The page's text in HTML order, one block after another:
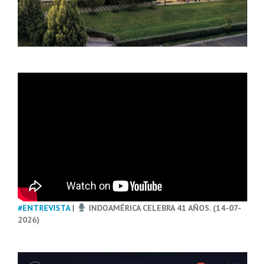
#ENTREVISTA|
INDOAMÉRICA CELEBRA 41 AÑOS. (14-07-
2026)